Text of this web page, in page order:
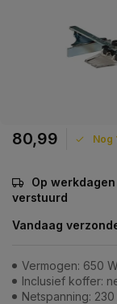
80,99 Nog
Op
verstuurd
Vandaag
Vermogen: 650
Inclusief koffer:
Netspanning: